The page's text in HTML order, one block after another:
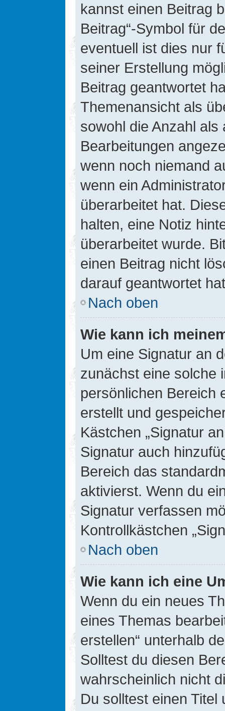
kannst einen Beitrag
Beitrag“-Symbol für
eventuell ist dies nur
seiner Erstellung
Beitrag geantwortet
Themenansicht als
sowohl die Anzahl
Bearbeitungen
wenn noch niemand
wenn ein
überarbeitet hat.
halten, eine Notiz
überarbeitet wurde.
einen Beitrag nicht
darauf geantwortet
Nach oben
Wie kann ich
Um eine Signatur an
zunächst eine solche
persönlichen Bereich
erstellt und
Kästchen „Signatur
Signatur auch
Bereich das
aktivierst. Wenn du
Signatur verfassen
Kontrollkästchen
Nach oben
Wie kann ich eine
Wenn du ein neues
eines Themas
erstellen“ unterhalb
Solltest du diesen
wahrscheinlich nicht
Du solltest einen